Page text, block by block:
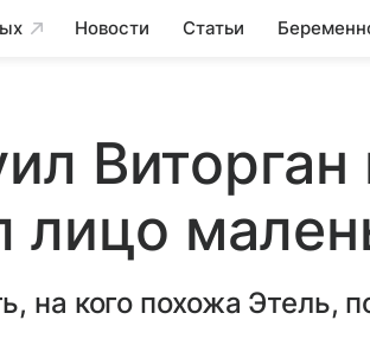
Новости Статьи
Виторган
лицо
на кого похожа Этель,